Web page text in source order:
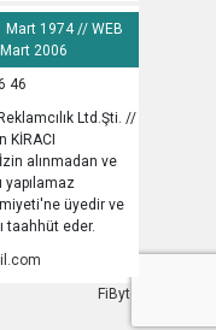
Mart 1974 // WEB
Mart 2006
46
Ltd.Şti. //
KİRACI
alınmadan ve
yapılamaz
üyedir ve
taahhüt eder.
FiByte